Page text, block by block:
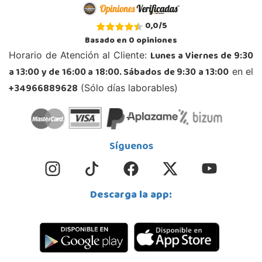
Juguetilandia Andújar
Avda. Roma S/N
23740, Andújar
953 505 004
Localizar Tienda
Juguetilandia Armilla
Carretera Armilla 29, Urb. Porcegram, 2
STOCK DISPONIBLE
0,0/5
Basado en0opiniones
Horario de Atención al Cliente: Lunes a Viernes de 9:30
a 13:00 y de 16:00 a 18:00. Sábados de 9:30 a 13:00 en el
+34966889628 (Sólo días laborables)
Síguenos
Descarga la app: